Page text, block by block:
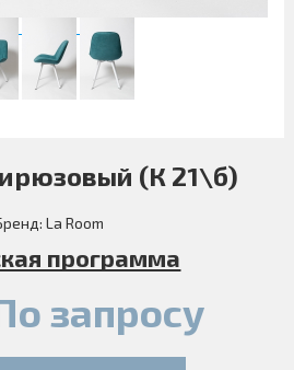
(К 21\б)
La Room
программа
запросу